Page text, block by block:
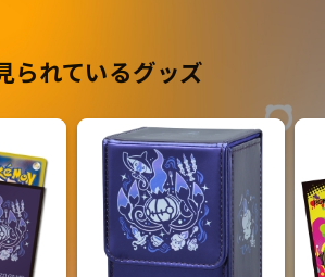
られているグッズ